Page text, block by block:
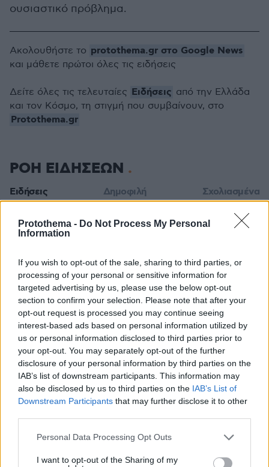
Protothema - Do Not Process My Personal
Information
If you wish to opt-out of the sale, sharing to third parties, or
processing of your personal or sensitive information for
targeted advertising by us, please use the below opt-out
section to confirm your selection. Please note that after your
opt-out request is processed you may continue seeing
interest-based ads based on personal information utilized by
us or personal information disclosed to third parties prior to
your opt-out. You may separately opt-out of the further
disclosure of your personal information by third parties on the
IAB’s list of downstream participants. This information may
also be disclosed by us to third parties on the IAB’s List of
Downstream Participants that may further disclose it to other
Please note that this website/app uses one or more Google
not limited to your visit or usage behaviour. You may click to
Personal Data Processing Opt Outs
I want to opt-out of the Sharing of my
ουσιαστικό πρόβλημα.
Ακολουθήστε το protothema.gr στο Google News
και μάθετε πρώτοι όλες τις ειδήσεις
Δείτε όλες τις τελευταίες Ειδήσεις από την Ελλάδα
και τον Κόσμο, τη στιγμή που συμβαίνουν, στο
Protothema.gr
ΡΟΗ ΕΙΔΗΣΕΩΝ
Ειδήσεις Δημοφιλή Σχολιασμένα
Linktour ALUMI: Το πιο έξυπνο αυτοκίνητο της πόλης σε
πριν 6 λεπτά
Επέστρεψε στη Ζάλγκιρις ο Κίναν Έβανς αλλά πάει
δανεικός Λόντον Λάιονς, βίντεο
πριν 7 λεπτά
Μπουγιουρντί: Πώς ένα «ραβασάκι» έγινε ο πιο
καυτερός μεζές της Θεσσαλονίκης
πριν 8 λεπτά
Τέλος οι πινακίδες αυτοκινήτων στην Ελλάδα
πριν 8 λεπτά
Όταν η θωρακισμένη BMW δεν κατάφερε να
προστατεύσει τον Ζαμπούνη από τις σφαίρες
πριν 8 λεπτά
10 συμβουλές για να διατηρείτε τα ρούχα σας σαν